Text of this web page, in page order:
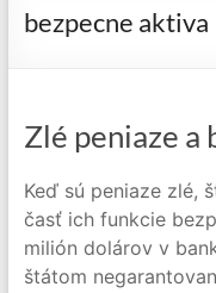
bezpecne aktiva
Zlé peniaze a
Keď sú peniaze zlé,
časť ich funkcie
milión dolárov v
štátom